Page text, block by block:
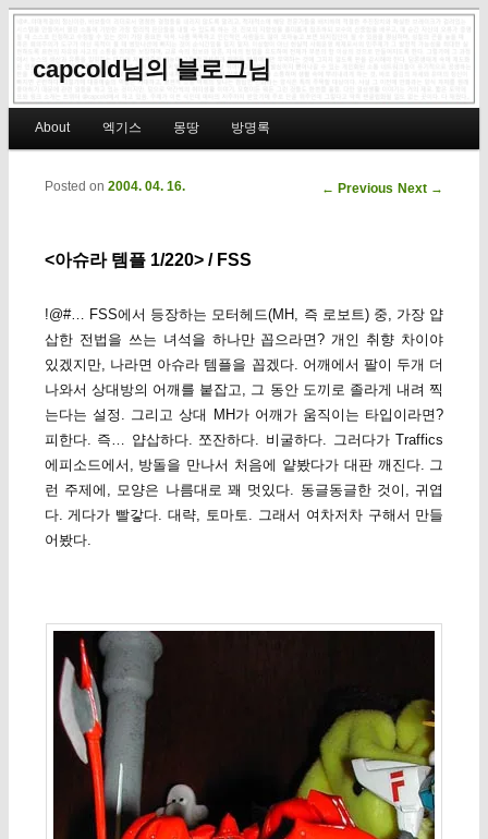
capcold님의 블로그님
Skip to primary content
Skip to secondary content
About 엑기스 몽땅 방명록
Post navigation
← Previous Next →
<아슈라 템플 1/220> / FSS
Posted on 2004. 04. 16.
!@#… FSS에서 등장하는 모터헤드(MH, 즉 로보트) 중, 가장 얍
삽한 전법을 쓰는 녀석을 하나만 꼽으라면? 개인 취향 차이야
있겠지만, 나라면 아슈라 템플을 꼽겠다. 어깨에서 팔이 두개 더
나와서 상대방의 어깨를 붙잡고, 그 동안 도끼로 졸라게 내려 찍
는다는 설정. 그리고 상대 MH가 어깨가 움직이는 타입이라면?
피한다. 즉… 얍삽하다. 쪼잔하다. 비굴하다. 그러다가 Traffics
에피소드에서, 방돌을 만나서 처음에 얕봤다가 대판 깨진다. 그
런 주제에, 모양은 나름대로 꽤 멋있다. 동글동글한 것이, 귀엽
다. 게다가 빨갛다. 대략, 토마토. 그래서 여차저차 구해서 만들
어봤다.